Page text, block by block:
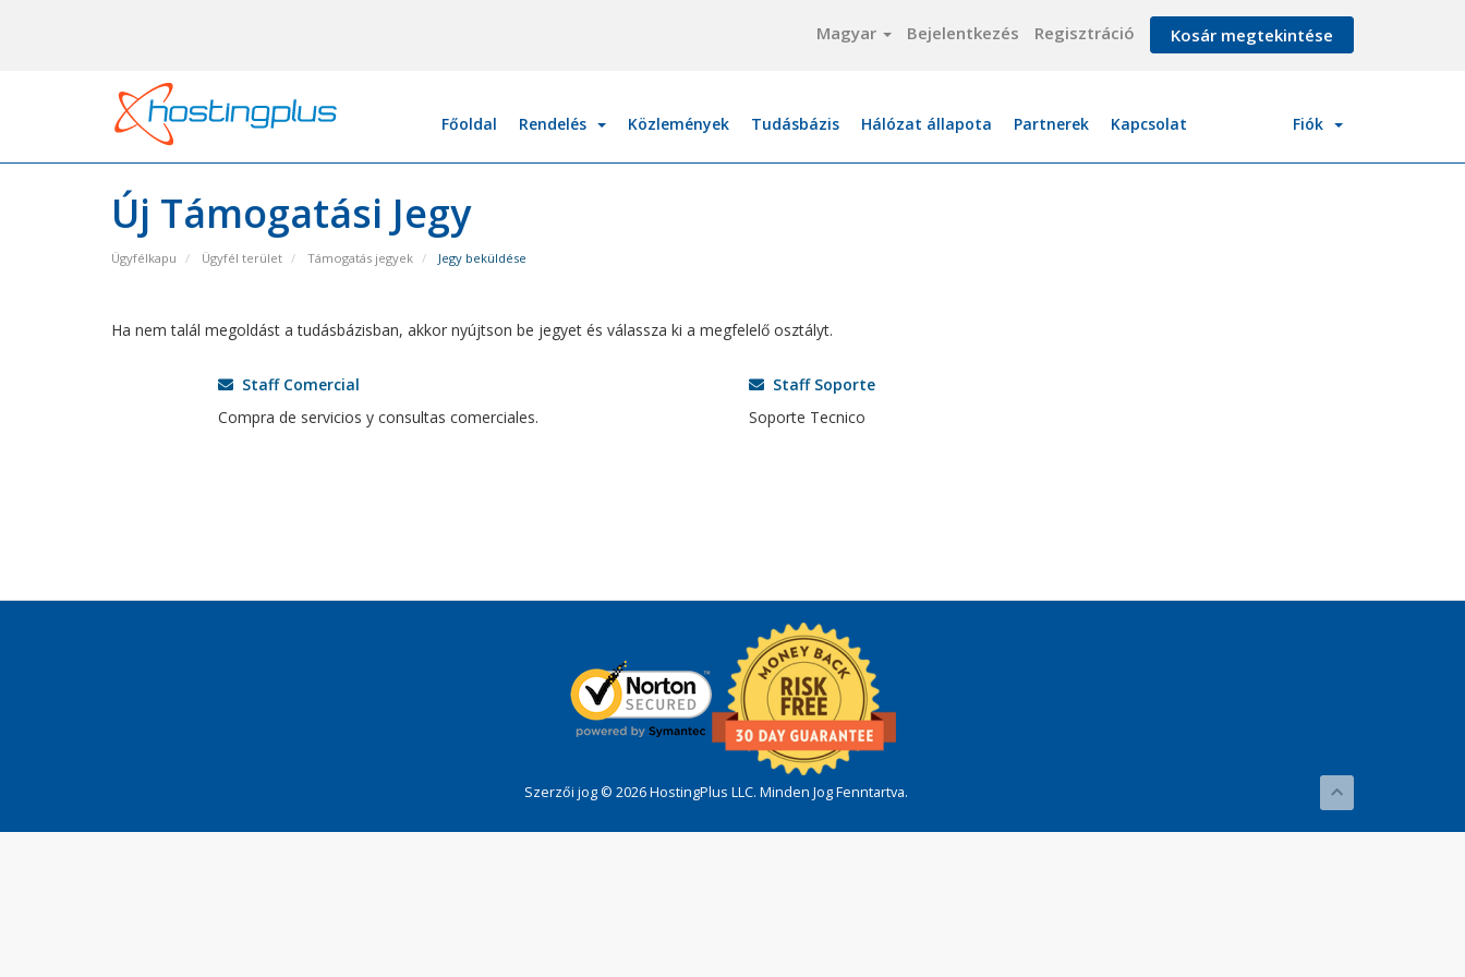
Magyar Bejelentkezés Regisztráció Kosár megtekintése
Főoldal Rendelés Közlemények Tudásbázis Hálózat állapota Partnerek Kapcsolat Fiók
Új Támogatási Jegy
Ügyfélkapu Ügyfél terület Támogatás jegyek Jegy beküldése
Ha nem talál megoldást a tudásbázisban, akkor nyújtson be jegyet és válassza ki a megfelelő osztályt.
Staff Comercial
Compra de servicios y consultas comerciales.
Staff Soporte
Soporte Tecnico
Szerzői jog © 2026 HostingPlus LLC. Minden Jog Fenntartva.